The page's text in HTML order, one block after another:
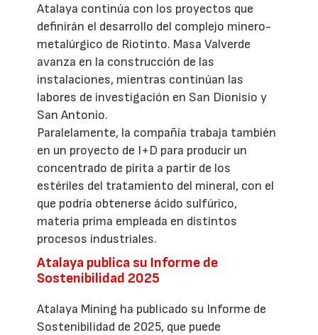
Atalaya continúa con los proyectos que
definirán el desarrollo del complejo minero-
metalúrgico de Riotinto. Masa Valverde
avanza en la construcción de las
instalaciones, mientras continúan las
labores de investigación en San Dionisio y
San Antonio.
Paralelamente, la compañía trabaja también
en un proyecto de I+D para producir un
concentrado de pirita a partir de los
estériles del tratamiento del mineral, con el
que podría obtenerse ácido sulfúrico,
materia prima empleada en distintos
procesos industriales.
Atalaya publica su Informe de
Sostenibilidad 2025
Atalaya Mining ha publicado su Informe de
Sostenibilidad de 2025, que puede